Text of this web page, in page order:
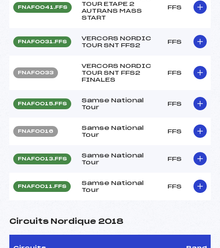
FNAF0041.FFS
TOUR ETAPE 2
AUTRANS MASS
START
FFS
FNAF0031.FFS
VERCORS NORDIC
TOUR SNT FFS2
FFS
FNAF0033
VERCORS NORDIC
TOUR SNT FFS2
FINALES
FFS
FNAF0015.FFS
Samse National
Tour
FFS
FNAF0016
Samse National
Tour
FFS
FNAF0013.FFS
Samse National
Tour
FFS
FNAF0011.FFS
Samse National
Tour
FFS
Circuits Nordique 2018